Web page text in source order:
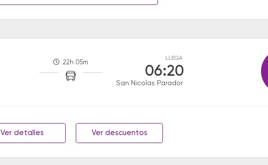
22h 05m
LLEGA
06:20
San Nicolas Parador
Ver detalles Ver descuentos